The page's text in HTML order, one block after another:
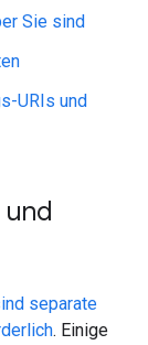
Sie sind
URIs und
separate
. Einige